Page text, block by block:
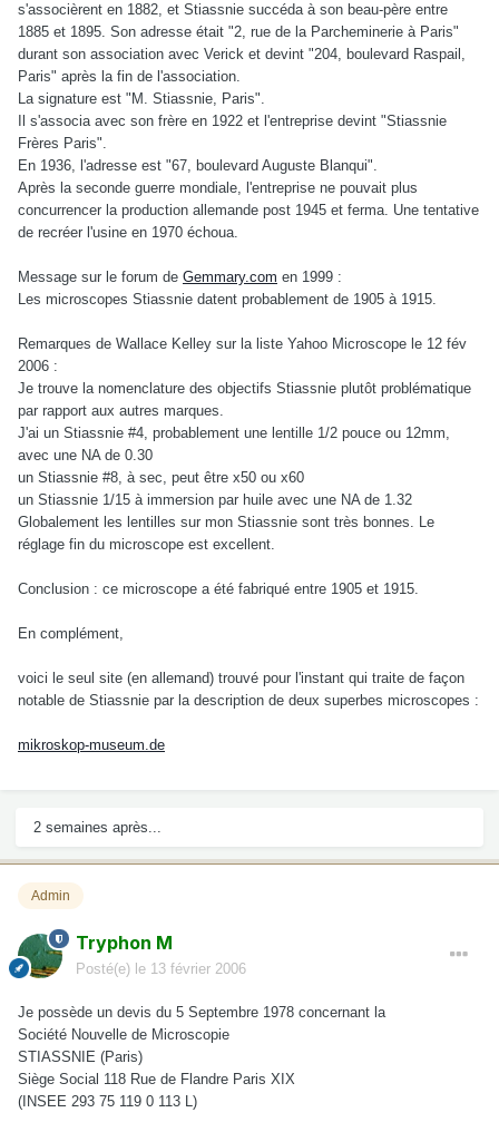
s'associèrent en 1882, et Stiassnie succéda à son beau-père entre
1885 et 1895. Son adresse était "2, rue de la Parcheminerie à Paris"
durant son association avec Verick et devint "204, boulevard Raspail,
Paris" après la fin de l'association.
La signature est "M. Stiassnie, Paris".
Il s'associa avec son frère en 1922 et l'entreprise devint "Stiassnie
Frères Paris".
En 1936, l'adresse est "67, boulevard Auguste Blanqui".
Après la seconde guerre mondiale, l'entreprise ne pouvait plus
concurrencer la production allemande post 1945 et ferma. Une tentative
de recréer l'usine en 1970 échoua.
Message sur le forum de Gemmary.com en 1999 :
Les microscopes Stiassnie datent probablement de 1905 à 1915.
Remarques de Wallace Kelley sur la liste Yahoo Microscope le 12 fév
2006 :
Je trouve la nomenclature des objectifs Stiassnie plutôt problématique
par rapport aux autres marques.
J'ai un Stiassnie #4, probablement une lentille 1/2 pouce ou 12mm,
avec une NA de 0.30
un Stiassnie #8, à sec, peut être x50 ou x60
un Stiassnie 1/15 à immersion par huile avec une NA de 1.32
Globalement les lentilles sur mon Stiassnie sont très bonnes. Le
réglage fin du microscope est excellent.
Conclusion : ce microscope a été fabriqué entre 1905 et 1915.
En complément,
voici le seul site (en allemand) trouvé pour l'instant qui traite de façon
notable de Stiassnie par la description de deux superbes microscopes :
mikroskop-museum.de
2 semaines après...
Admin
Tryphon M
Posté(e) le 13 février 2006
Je possède un devis du 5 Septembre 1978 concernant la
Société Nouvelle de Microscopie
STIASSNIE (Paris)
Siège Social 118 Rue de Flandre Paris XIX
(INSEE 293 75 119 0 113 L)